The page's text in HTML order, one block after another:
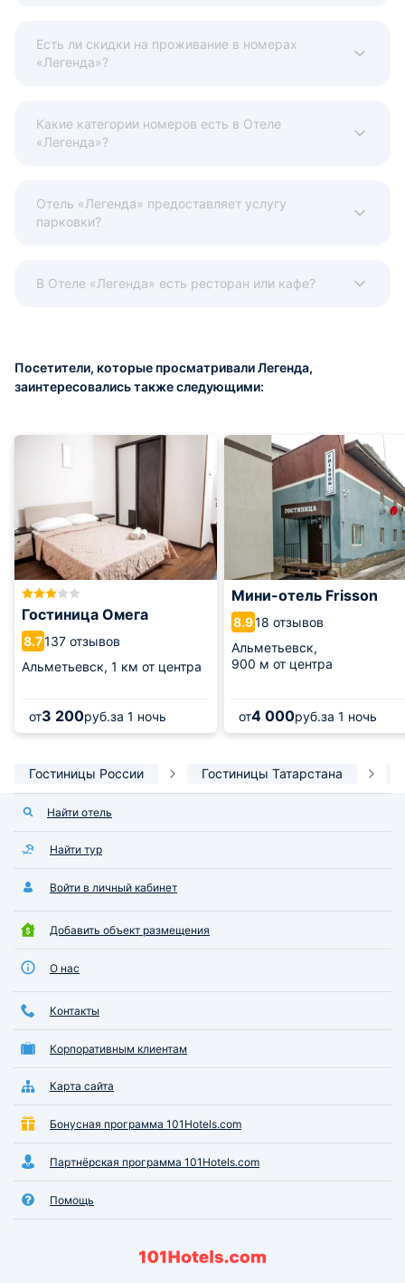
Есть ли скидки на проживание в номерах
«Легенда»?
Какие категории номеров есть в Отеле
«Легенда»?
Отель «Легенда» предоставляет услугу
парковки?
В Отеле «Легенда» есть ресторан или кафе?
Посетители, которые просматривали Легенда,
заинтересовались также следующими:
Гостиница Омега
8.7137 отзывов
Альметьевск, 1 км от центра
от3 200руб.за 1 ночь
Мини-отель Frisson
8.918 отзывов
Альметьевск,
900 м от центра
от4 000руб.за 1 ночь
Гостиницы России Гостиницы Татарстана
Найти отель
Найти тур
Войти в личный кабинет
Добавить объект размещения
О нас
Контакты
Корпоративным клиентам
Карта сайта
Бонусная программа 101Hotels.com
Партнёрская программа 101Hotels.com
Помощь